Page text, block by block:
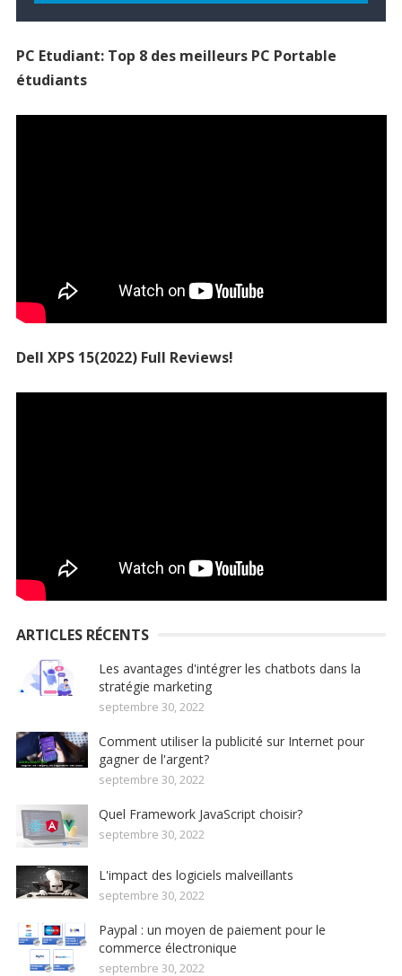
PC Etudiant: Top 8 des meilleurs PC Portable
étudiants
Dell XPS 15(2022) Full Reviews!
ARTICLES RÉCENTS
Les avantages d'intégrer les chatbots dans la
stratégie marketing
septembre 30, 2022
Comment utiliser la publicité sur Internet pour
gagner de l'argent?
septembre 30, 2022
Quel Framework JavaScript choisir?
septembre 30, 2022
L'impact des logiciels malveillants
septembre 30, 2022
Paypal : un moyen de paiement pour le
commerce électronique
septembre 30, 2022